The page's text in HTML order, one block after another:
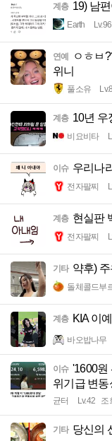
계층 19) 남
Earth Lv.96
연예
ㅇㅎㅂ
위니
풀소유
계층 10년 우
비요비타
이슈 우리나
전자팔찌
계층 현실판
전자팔찌
기타 약후)
돌체콜드부
계층 KIA 이
바오밥나무
이슈 '1600원
위기급 변
균터 Lv.42 조
기타 당신의